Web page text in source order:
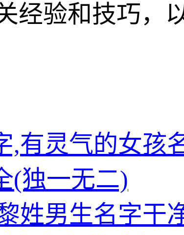
经验和技巧，
,有灵气的女孩
(独一无二)
姓男生名字干